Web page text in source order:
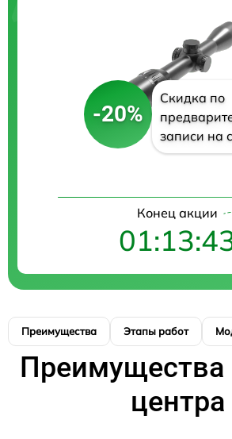
-20%
Скидка по
записи на
Конец акции
Преимущества Этапы работ
Преимущества
центра